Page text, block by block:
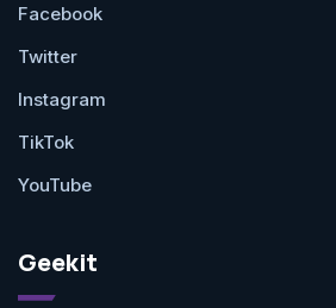
Facebook
Twitter
Instagram
TikTok
YouTube
Geekit